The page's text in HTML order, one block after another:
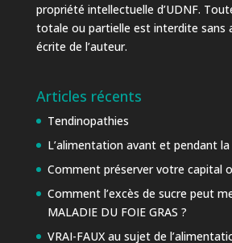
propriété intellectuelle d’UDNF.
totale ou partielle est interdite sans
écrite de l’auteur.
Articles récents
Tendinopathies
L’alimentation avant et pendant
Comment préserver votre capital
Comment l’excès de sucre peut
MALADIE DU FOIE GRAS ?
VRAI-FAUX au sujet de